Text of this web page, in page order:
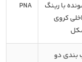
PNA
با رینگ
کروی
بندی دو